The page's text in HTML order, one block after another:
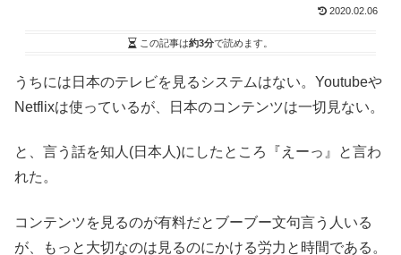
2020.02.06
この記事は約3分で読めます。
うちには日本のテレビを見るシステムはない。Youtubeや
Netflixは使っているが、日本のコンテンツは一切見ない。
と、言う話を知人(日本人)にしたところ『えーっ』と言わ
れた。
コンテンツを見るのが有料だとブーブー文句言う人いる
が、もっと大切なのは見るのにかける労力と時間である。